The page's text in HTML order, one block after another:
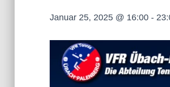
Januar 25, 2025 @ 16:00 -